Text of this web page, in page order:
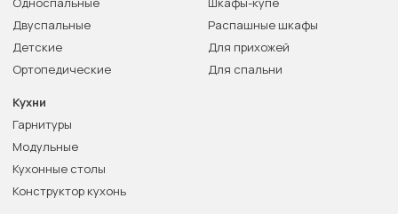
Двуспальные
Детские
Ортопедические
Распашные шкафы
Для прихожей
Для спальни
Кухни
Гарнитуры
Модульные
Кухонные столы
Конструктор кухонь